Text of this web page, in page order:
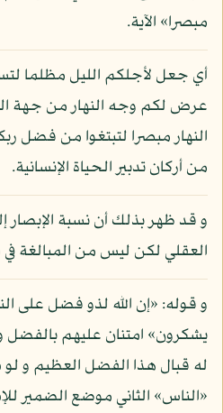
مبصرا» الآية.
أي جعل لأجلكم الليل مظلما
عرض لكم وجه النهار من جهة
النهار مبصرا لتبتغوا من فضل
من أركان تدبير الحياة الإنسانية.
و قد ظهر بذلك أن نسبة الإبصار
العقلي لكن ليس من المبالغة
و قوله: «إن الله لذو فضل على
يشكرون» امتنان عليهم
له قبال هذا الفضل العظيم و
«الناس» الثاني موضع الضمير